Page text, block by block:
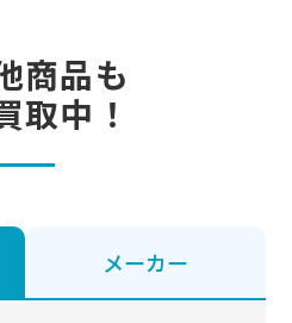
商品も
取中！
メーカー